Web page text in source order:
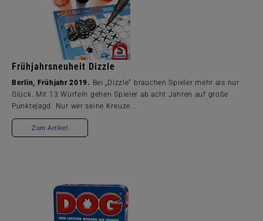
Frühjahrsneuheit Dizzle
Berlin, Frühjahr 2019. Bei „Dizzle“ brauchen Spieler mehr als nur
Glück. Mit 13 Würfeln gehen Spieler ab acht Jahren auf große
Punktejagd. Nur wer seine Kreuze...
Zum Artikel